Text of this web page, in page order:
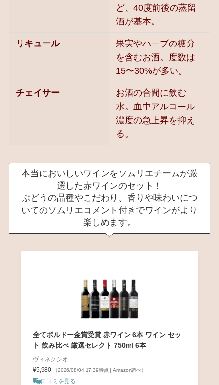
ど、40度前後の蒸留
酒が基本。
リキュール
果実やハーブの糖分
を含むお酒。度数は
15〜30%が多い。
チェイサー
お酒の合間に飲む
水。血中アルコール
濃度の急上昇を抑え
る。
本当においしいワインをソムリエチームが厳
選した赤ワインのセット！
ぶどうの品種やこだわり、香りや味わいにつ
いてのソムリエコメント付きでワインがより
楽しめます。
全てボルドー金賞受賞 赤ワイン 6本 ワイン セッ
ト 飲み比べ 厳選セレクト 750ml 6本
ヴィネクシオ
¥5,980
（2026/08/04 17:39時点 | Amazon調べ）
口コミを見る